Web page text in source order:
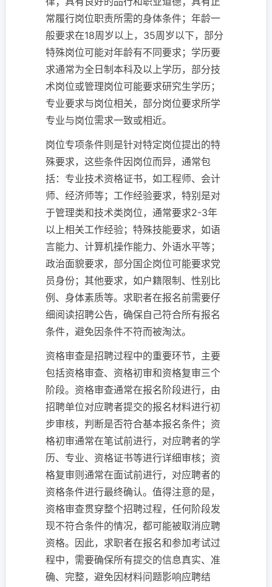
常履行岗位职责所需的身体条件；年龄一
般要求在18周岁以上，35周岁以下，部分
特殊岗位可能对年龄有不同要求；学历要
求通常为全日制本科及以上学历，部分技
术岗位或管理岗位可能要求研究生学历；
专业要求与岗位相关，部分岗位要求所学
专业与岗位需求一致或相近。
岗位专项条件则是针对特定岗位提出的特
殊要求，这些条件因岗位而异，通常包
括：专业技术资格证书，如工程师、会计
师、经济师等；工作经验要求，特别是对
于管理类和技术类岗位，通常要求2-3年
以上相关工作经验；特殊技能要求，如语
言能力、计算机操作能力、外语水平等；
政治面貌要求，部分国企岗位可能要求党
员身份；其他要求，如户籍限制、性别比
例、身体素质等。求职者在报名前需要仔
细阅读招聘公告，确保自己符合所有报名
条件，避免因条件不符而被淘汰。
资格审查是招聘过程中的重要环节，主要
包括资格审查、资格初审和资格复审三个
阶段。资格审查通常在报名阶段进行，由
招聘单位对应聘者提交的报名材料进行初
步审核，判断是否符合基本报名条件；资
格初审通常在笔试前进行，对应聘者的学
历、专业、资格证书等进行详细审核；资
格复审则通常在面试前进行，对应聘者的
资格条件进行最终确认。值得注意的是，
资格审查贯穿整个招聘过程，任何阶段发
现不符合条件的情况，都可能被取消应聘
资格。因此，求职者在报名和参加考试过
程中，需要确保所有提交的信息真实、准
确、完整，避免因材料问题影响应聘结